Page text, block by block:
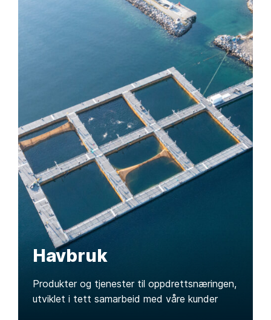
Havbruk
Produkter og tjenester til oppdrettsnæringen,
utviklet i tett samarbeid med våre kunder